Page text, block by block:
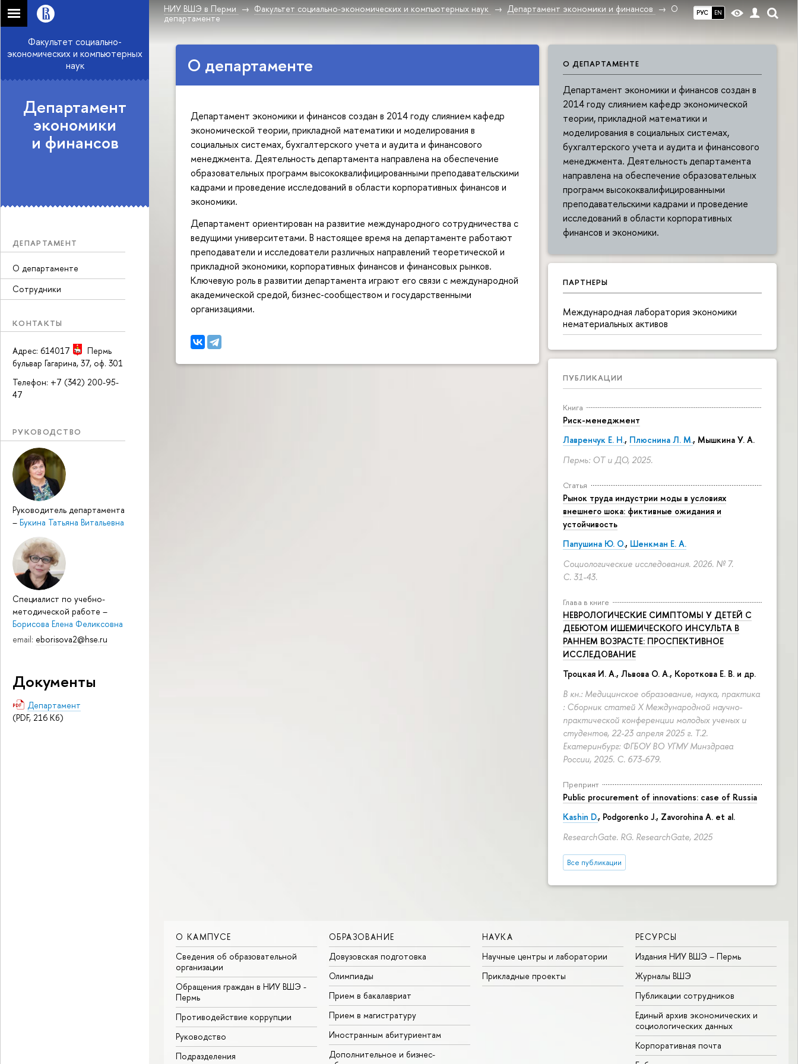
РУС EN
НИУ ВШЭ в Перми Факультет социально-экономических и компьютерных наук Департамент экономики и финансов
О
департаменте
Факультет социально-
экономических и компьютерных
наук
Департамент
экономики
и финансов
ДЕПАРТАМЕНТ
О департаменте
Сотрудники
КОНТАКТЫ
Адрес: 614017
Пермь
бульвар Гагарина, 37, оф. 301
Телефон: +7 (342) 200-95-
47
РУКОВОДСТВО
Руководитель департамента
– Букина Татьяна Витальевна
Специалист по учебно-
методической работе –
Борисова Елена Феликсовна
email: eborisova2@hse.ru
Документы
Департамент
(PDF, 216 Кб)
О ДЕПАРТАМЕНТЕ
Департамент экономики и финансов создан в
2014 году слиянием кафедр экономической
теории, прикладной математики и
моделирования в социальных системах,
бухгалтерского учета и аудита и финансового
менеджмента. Деятельность департамента
направлена на обеспечение образовательных
программ высококвалифицированными
преподавательскими кадрами и проведение
исследований в области корпоративных
финансов и экономики.
ПАРТНЕРЫ
Международная лаборатория экономики
нематериальных активов
ПУБЛИКАЦИИ
Книга
Риск-менеджмент
Лавренчук Е. Н., Плюснина Л. М., Мышкина У. А.
Пермь: ОТ и ДО, 2025.
Статья
Рынок труда индустрии моды в условиях
внешнего шока: фиктивные ожидания и
устойчивость
Папушина Ю. О., Шенкман Е. А.
Социологические исследования. 2026. № 7.
С. 31-43.
Глава в книге
НЕВРОЛОГИЧЕСКИЕ СИМПТОМЫ У ДЕТЕЙ С
ДЕБЮТОМ ИШЕМИЧЕСКОГО ИНСУЛЬТА В
РАННЕМ ВОЗРАСТЕ: ПРОСПЕКТИВНОЕ
ИССЛЕДОВАНИЕ
Троцкая И. А., Львова О. А., Короткова Е. В. и др.
В кн.: Медицинское образование, наука, практика
: Сборник статей X Международной научно-
практической конференции молодых ученых и
студентов, 22-23 апреля 2025 г. Т.2.
Екатеринбург: ФГБОУ ВО УГМУ Минздрава
России, 2025. С. 673-679.
Препринт
Public procurement of innovations: case of Russia
Kashin D., Podgorenko J., Zavorohina A. et al.
ResearchGate. RG. ResearchGate, 2025
Все публикации
О департаменте
Департамент экономики и финансов создан в 2014 году слиянием кафедр
экономической теории, прикладной математики и моделирования в
социальных системах, бухгалтерского учета и аудита и финансового
менеджмента. Деятельность департамента направлена на обеспечение
образовательных программ высококвалифицированными преподавательскими
кадрами и проведение исследований в области корпоративных финансов и
экономики.
Департамент ориентирован на развитие международного сотрудничества с
ведущими университетами. В настоящее время на департаменте работают
преподаватели и исследователи различных направлений теоретической и
прикладной экономики, корпоративных финансов и финансовых рынков.
Ключевую роль в развитии департамента играют его связи с международной
академической средой, бизнес-сообществом и государственными
организациями.
О КАМПУСЕ
Сведения об образовательной
организации
Обращения граждан в НИУ ВШЭ -
Пермь
Противодействие коррупции
Руководство
Подразделения
ОБРАЗОВАНИЕ
Довузовская подготовка
Олимпиады
Прием в бакалавриат
Прием в магистратуру
Иностранным абитуриентам
Дополнительное и бизнес-
НАУКА
Научные центры и лаборатории
Прикладные проекты
РЕСУРСЫ
Издания НИУ ВШЭ ­– Пермь
Журналы ВШЭ
Публикации сотрудников
Единый архив экономических и
социологических данных
Корпоративная почта